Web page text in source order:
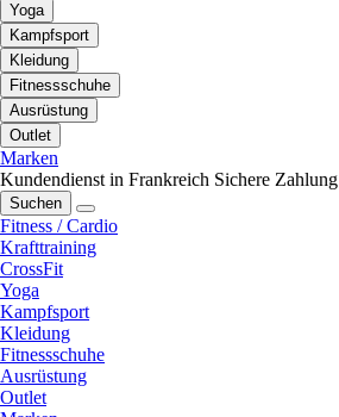
Yoga
Kampfsport
Kleidung
Fitnessschuhe
Ausrüstung
Outlet
Marken
Kundendienst in Frankreich Sichere Zahlung
Suchen
Fitness / Cardio
Krafttraining
CrossFit
Yoga
Kampfsport
Kleidung
Fitnessschuhe
Ausrüstung
Outlet